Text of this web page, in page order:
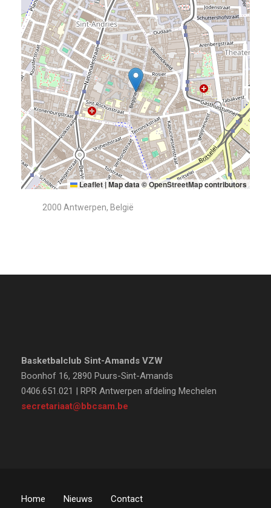
Leaflet|Map data ©OpenStreetMapcontributors
2000 Antwerpen, België
Basketbalclub Sint-Amands VZW
Boonhof 16, 2890 Puurs-Sint-Amands
0406.651.021 | RPR Antwerpen afdeling Mechelen
secretariaat@bbcsam.be
Home Nieuws Contact